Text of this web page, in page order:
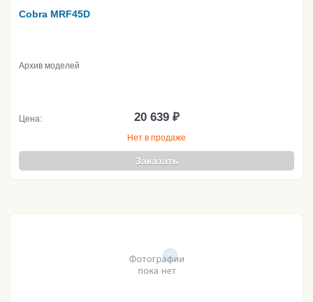
Cobra MRF45D
Архив моделей
Цена: 20 639 ₽
Нет в продаже
Заказать